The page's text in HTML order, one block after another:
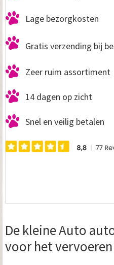
Lage bezorgkosten
Gratis verzending bij
Zeer ruim assortiment
14 dagen op zicht
Snel en veilig betalen
De kleine Auto
voor het